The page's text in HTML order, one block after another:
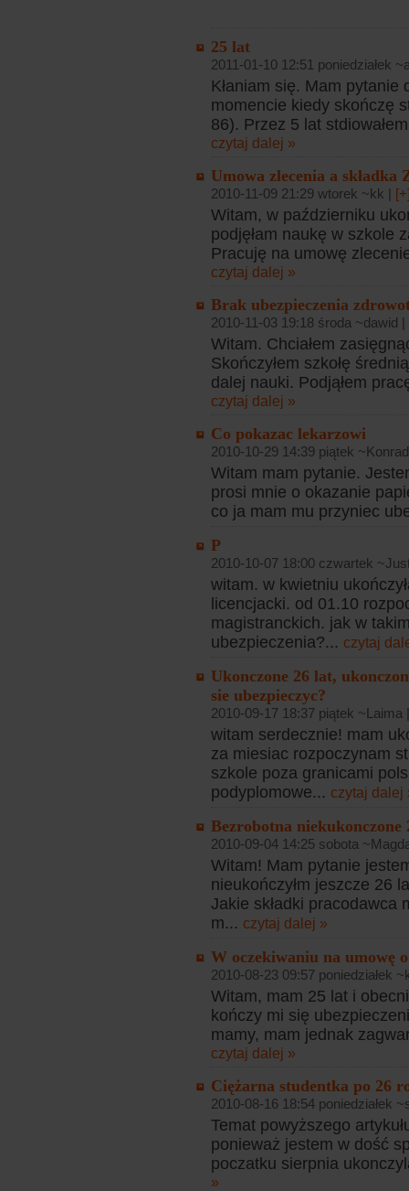
25 lat
2011-01-10 12:51 poniedziałek
Kłaniam się. Mam
momencie kiedy skończę
86). Przez 5 lat
czytaj dalej »
Umowa zlecenia a składka
2010-11-09 21:29 wtorek ~kk |
Witam, w październiku
podjęłam naukę w szkole
Pracuję na umowę
czytaj dalej »
Brak ubezpieczenia
2010-11-03 19:18 środa ~dawid |
Witam. Chciałem
Skończyłem szkołę
dalej nauki. Podjąłem
czytaj dalej »
Co pokazac lekarzowi
2010-10-29 14:39 piątek
Witam mam pytanie.
prosi mnie o okazanie
co ja mam mu przyniec
P
2010-10-07 18:00 czwartek
witam. w kwietniu
licencjacki. od 01.10
magistranckich. jak w
ubezpieczenia?... czytaj
Ukonczone 26 lat,
sie ubezpieczyc?
2010-09-17 18:37 piątek ~Laima
witam serdecznie! mam
za miesiac rozpoczynam
szkole poza granicami
podyplomowe... czytaj dalej
Bezrobotna niekukonczone
2010-09-04 14:25 sobota
Witam! Mam pytanie
nieukończyłm jeszcze 26
Jakie składki pracodawca
m... czytaj dalej »
W oczekiwaniu na umowę
2010-08-23 09:57 poniedziałek
Witam, mam 25 lat i
kończy mi się
mamy, mam jednak
czytaj dalej »
Ciężarna studentka po 26
2010-08-16 18:54 poniedziałek
Temat powyższego
ponieważ jestem w dość
poczatku sierpnia
»